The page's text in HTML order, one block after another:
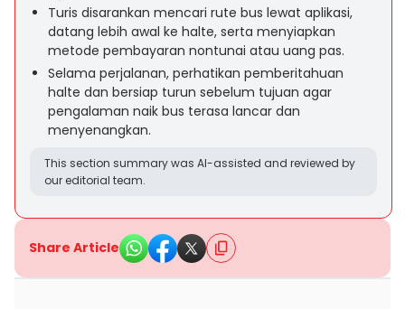
Turis disarankan mencari rute bus lewat aplikasi,
datang lebih awal ke halte, serta menyiapkan
metode pembayaran nontunai atau uang pas.
Selama perjalanan, perhatikan pemberitahuan
halte dan bersiap turun sebelum tujuan agar
pengalaman naik bus terasa lancar dan
menyenangkan.
This section summary was AI-assisted and reviewed by
our editorial team.
Share Article